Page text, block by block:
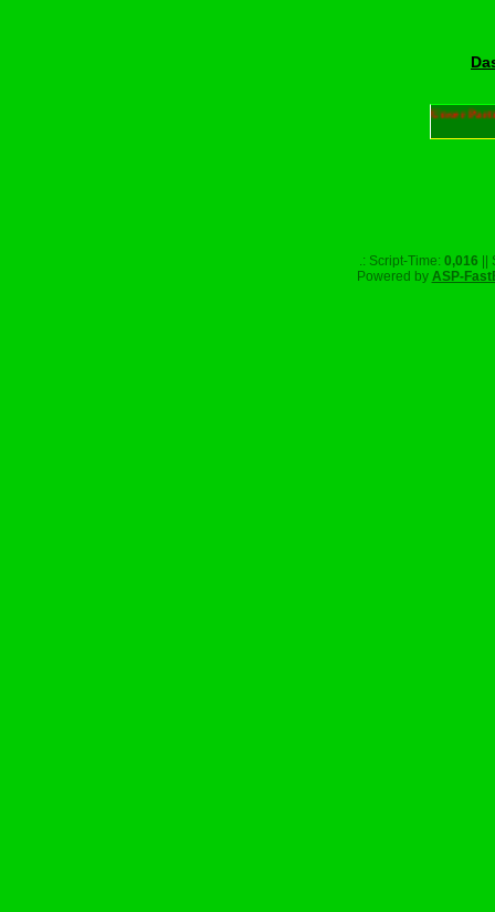
.: Script-Time: 0,016
Powered by ASP-